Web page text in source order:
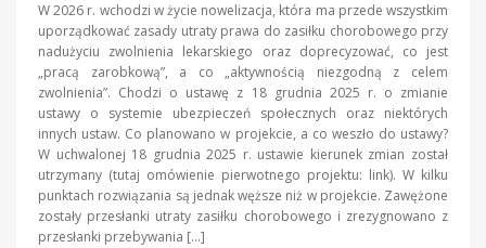
W 2026 r. wchodzi w życie nowelizacja, która ma przede wszystkim
uporządkować zasady utraty prawa do zasiłku chorobowego przy
nadużyciu zwolnienia lekarskiego oraz doprecyzować, co jest
„pracą zarobkową”, a co „aktywnością niezgodną z celem
zwolnienia”. Chodzi o ustawę z 18 grudnia 2025 r. o zmianie
ustawy o systemie ubezpieczeń społecznych oraz niektórych
innych ustaw. Co planowano w projekcie, a co weszło do ustawy?
W uchwalonej 18 grudnia 2025 r. ustawie kierunek zmian został
utrzymany (tutaj omówienie pierwotnego projektu: link). W kilku
punktach rozwiązania są jednak węższe niż w projekcie. Zawężone
zostały przesłanki utraty zasiłku chorobowego i zrezygnowano z
przesłanki przebywania […]